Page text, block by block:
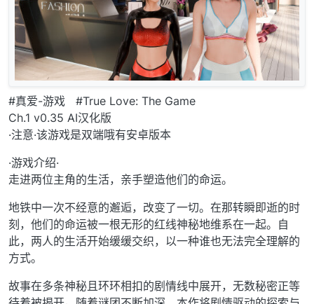
#真爱-游戏 #True Love: The Game
Ch.1 v0.35 AI汉化版
·注意·该游戏是双端哦有安卓版本
·游戏介绍·
走进两位主角的生活，亲手塑造他们的命运。
地铁中一次不经意的邂逅，改变了一切。在那转瞬即逝的时
刻，他们的命运被一根无形的红线神秘地维系在一起。自
此，两人的生活开始缓缓交织，以一种谁也无法完全理解的
方式。
故事在多条神秘且环环相扣的剧情线中展开，无数秘密正等